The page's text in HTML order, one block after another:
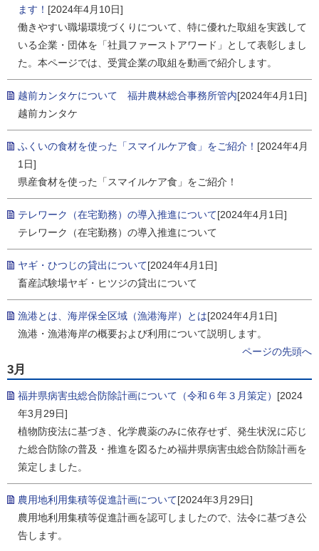
ます！ [2024年4月10日]
働きやすい職場環境づくりについて、特に優れた取組を実践して
いる企業・団体を「社員ファーストアワード」として表彰しまし
た。本ページでは、受賞企業の取組を動画で紹介します。
越前カンタケについて 福井農林総合事務所管内[2024年4月1日]
越前カンタケ
ふくいの食材を使った「スマイルケア食」をご紹介！ [2024年4月
1日]
県産食材を使った「スマイルケア食」をご紹介！
テレワーク（在宅勤務）の導入推進について[2024年4月1日]
テレワーク（在宅勤務）の導入推進について
ヤギ・ひつじの貸出について[2024年4月1日]
畜産試験場ヤギ・ヒツジの貸出について
漁港とは、海岸保全区域（漁港海岸）とは[2024年4月1日]
漁港・漁港海岸の概要および利用について説明します。
ページの先頭へ
3月
福井県病害虫総合防除計画について（令和６年３月策定） [2024
年3月29日]
植物防疫法に基づき、化学農薬のみに依存せず、発生状況に応じ
た総合防除の普及・推進を図るため福井県病害虫総合防除計画を
策定しました。
農用地利用集積等促進計画について[2024年3月29日]
農用地利用集積等促進計画を認可しましたので、法令に基づき公
告します。